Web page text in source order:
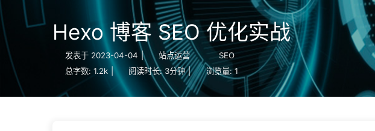
Hexo 博客 SEO 优化实战
发表于 2023-04-04 | 站点运营
SEO
总字数: 1.2k | 阅读时长: 3分钟 | 浏览量: 1